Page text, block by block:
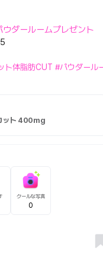
ウダールームプレゼント
ト体脂肪CUT #パウダール
脂肪カット 400mg
クールな写真
0